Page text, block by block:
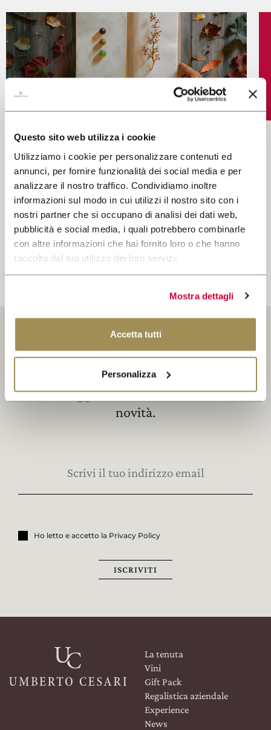
Questo sito web utilizza i cookie
Utilizziamo i cookie per personalizzare contenuti ed
annunci, per fornire funzionalità dei social media e per
analizzare il nostro traffico. Condividiamo inoltre
informazioni sul modo in cui utilizzi il nostro sito con i
nostri partner che si occupano di analisi dei dati web,
pubblicità e social media, i quali potrebbero combinarle
con altre informazioni che hai fornito loro o che hanno
raccolto dal tuo utilizzo dei loro servizi.
Mostra dettagli
Accetta tutti
Personalizza
NEWS
EVENTI BUSINESS
PRESS ROOM
IL NOSTRO SHOP
EXCLUSIVE
WINE CLUB
AREA RISERVATA
CERCA
I NOSTRI PROSSIMI
APPUNTAMENTI:
PROWEIN E VINITALY
Leggi l'articolo
Iscriviti alla Newsletter
Resta aggiornato su tutte le nostre
novità.
Ho letto e accetto la Privacy Policy
ISCRIVITI
La tenuta
Vini
Gift Pack
Regalistica aziendale
Experience
News